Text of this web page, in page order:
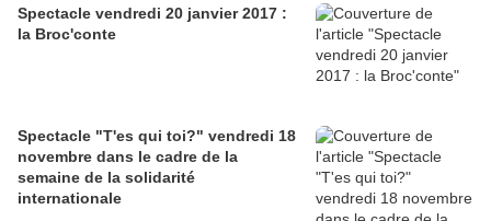
Spectacle vendredi 20 janvier 2017 :
la Broc'conte
Spectacle "T'es qui toi?" vendredi 18
novembre dans le cadre de la
semaine de la solidarité
internationale